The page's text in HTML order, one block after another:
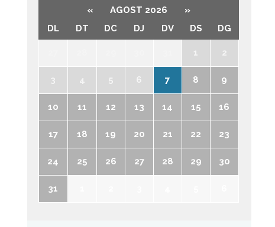
« AGOST 2026
»
DL
DT DC DJ DV DS DG
1 2
3 4 5 6 7 8 9
10 11 12 13 14 15 16
17 18 19 20 21 22 23
24 25 26 27 28 29 30
31